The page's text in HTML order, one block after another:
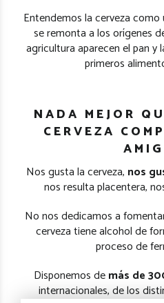
Entendemos la cerveza como
se remonta a los orígenes
agricultura aparecen el pan y
primeros
NADA MEJOR
CERVEZA
Nos gusta la cerveza, nos
nos resulta placentera,
No nos dedicamos a
cerveza tiene alcohol de
proceso de
Disponemos demás de
internacionales, de los